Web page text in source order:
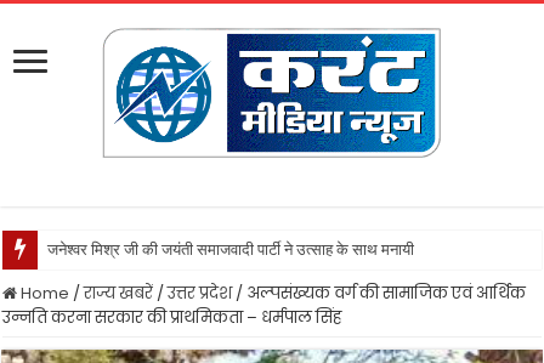
जनेश्वर मिश्र जी की जयंती समाजवादी पार्टी ने उत्साह के साथ मनायी
Home / राज्य खबरें / उत्तर प्रदेश/ अल्पसंख्यक वर्ग की सामाजिक एवं आर्थिक
उन्नति करना सरकार की प्राथमिकता – धर्मपाल सिंह